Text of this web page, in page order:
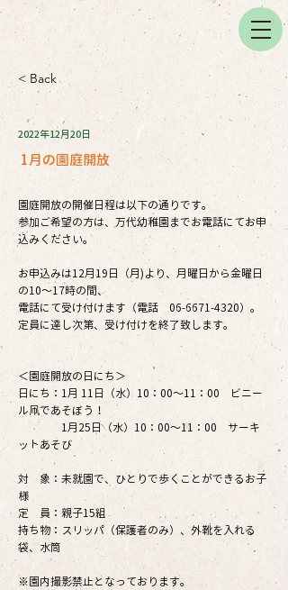
< Back
2022年12月20日
1月の園庭開放
園庭開放の開催日程は以下の通りです。
参加ご希望の方は、万代幼稚園までお電話にてお申
込みください。
お申込みは12月19日（月)より、月曜日から金曜日
の10～17時の間、
電話にて受け付けます（電話 06-6671-4320）。
定員に達し次第、受け付けを終了致します。
＜園庭開放の日にち＞
日にち：1月 11日（水）10：00～11：00 ビニー
ル凧であそぼう！
1月25日（水）10：00～11：00 サーキ
ットあそび
対 象：未就園で、ひとりで歩くことができるお子
様
定 員：親子15組
持ち物：スリッパ（保護者のみ）、外靴を入れる
袋、水筒
※園内撮影禁止となっております。